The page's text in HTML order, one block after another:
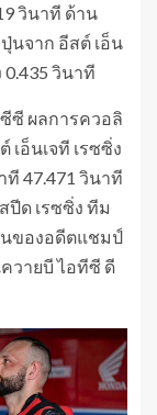
วินาที ด้าน
นจาก อีสต์ เอ็น
วินาที
ซี ผลการควอลิ
อ็นเจที เรซซิ่ง
47.471 วินาที
ปีด เรซซิ่ง ทีม
นของอดีตแชมป์
ควายบี ไอทีซี ดี